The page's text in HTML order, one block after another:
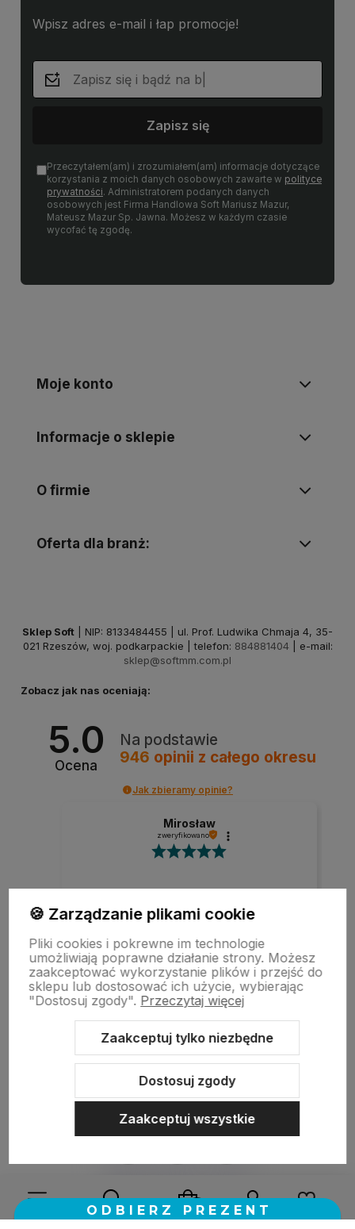
Wpisz adres e-mail i łap promocje!
Zapisz się
Przeczytałem(am) i zrozumiałem(am) informacje dotyczące
korzystania z moich danych osobowych zawarte w polityce
prywatności. Administratorem podanych danych
osobowych jest Firma Handlowa Soft Mariusz Mazur,
Mateusz Mazur Sp. Jawna. Możesz w każdym czasie
wycofać tę zgodę.
Moje konto
Informacje o sklepie
O firmie
Oferta dla branż:
Sklep Soft | NIP: 8133484455 | ul. Prof. Ludwika Chmaja 4, 35-
021 Rzeszów, woj. podkarpackie | telefon: 884881404 | e-mail:
sklep@softmm.com.pl
Zobacz jak nas oceniają:
5.0
Ocena
Na podstawie
946 opinii z całego okresu
Jak zbieramy opinie?
Mirosław
zweryfikowano
Szybka realizacja zamówienia.
w tym miesiącu
zebranych i zweryfikowanych przez
Sklep internetowy Shoper.pl Szablon Shoper Modern 3.0™
GrowCommerce
🍪 Zarządzanie plikami cookie
Pliki cookies i pokrewne im technologie
umożliwiają poprawne działanie strony. Możesz
zaakceptować wykorzystanie plików i przejść do
sklepu lub dostosować ich użycie, wybierając
"Dostosuj zgody". Przeczytaj więcej
Zaakceptuj tylko niezbędne
Dostosuj zgody
Zaakceptuj wszystkie